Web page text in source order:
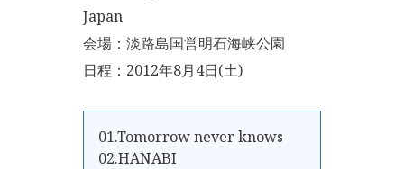
Japan
会場：淡路島国営明石海峡公園
日程：2012年8月4日(土)
01.Tomorrow never knows
02.HANABI